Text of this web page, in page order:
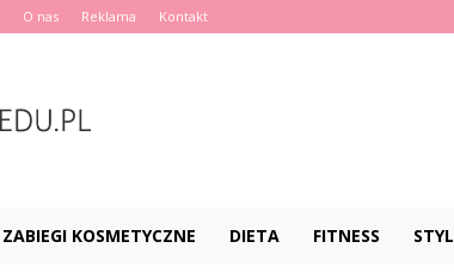
O nas Reklama Kontakt
ZABIEGI KOSMETYCZNE DIETA FITNESS STYL